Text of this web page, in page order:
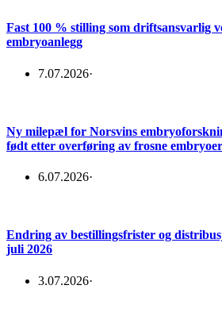
Fast 100 % stilling som driftsansvarlig
embryoanlegg
7.07.2026·
Ny milepæl for Norsvins
født etter overføring av frosne embryoer
6.07.2026·
Endring av bestillingsfrister og
juli 2026
3.07.2026·